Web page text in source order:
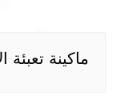
ماكينة تعبئة